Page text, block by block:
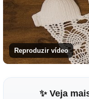
Reproduzir vídeo
✨ Veja